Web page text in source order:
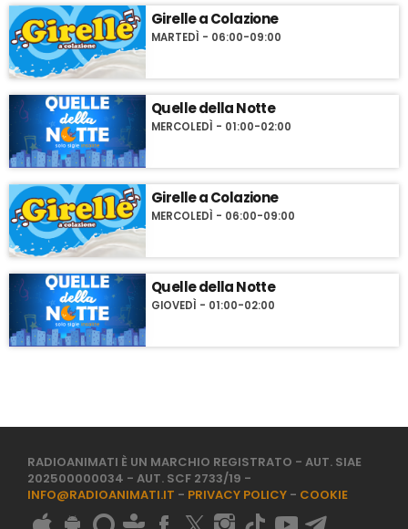
Girelle a Colazione
MARTEDÌ - 06:00-09:00
Quelle della Notte
MERCOLEDÌ - 01:00-02:00
Girelle a Colazione
MERCOLEDÌ - 06:00-09:00
Quelle della Notte
GIOVEDÌ - 01:00-02:00
RADIOANIMATI È UN MARCHIO REGISTRATO - AUT. SIAE
202500000034 - AUT. SCF 2733/19 -
INFO@RADIOANIMATI.IT - PRIVACY POLICY - COOKIE